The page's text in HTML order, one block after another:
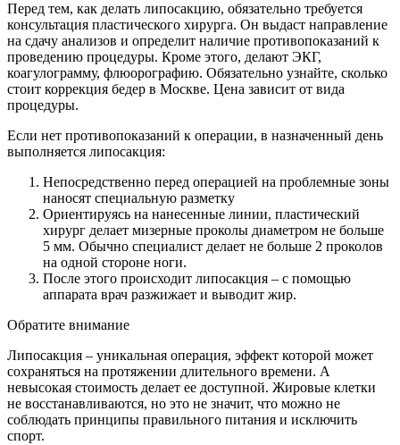
Перед тем, как делать липосакцию, обязательно требуется
консультация пластического хирурга. Он выдаст направление
на сдачу анализов и определит наличие противопоказаний к
проведению процедуры. Кроме этого, делают ЭКГ,
коагулограмму, флюорографию. Обязательно узнайте, сколько
стоит коррекция бедер в Москве. Цена зависит от вида
процедуры.
Если нет противопоказаний к операции, в назначенный день
выполняется липосакция:
Непосредственно перед операцией на проблемные зоны
наносят специальную разметку
Ориентируясь на нанесенные линии, пластический
хирург делает мизерные проколы диаметром не больше
5 мм. Обычно специалист делает не больше 2 проколов
на одной стороне ноги.
После этого происходит липосакция – с помощью
аппарата врач разжижает и выводит жир.
Обратите внимание
Липосакция – уникальная операция, эффект которой может
сохраняться на протяжении длительного времени. А
невысокая стоимость делает ее доступной. Жировые клетки
не восстанавливаются, но это не значит, что можно не
соблюдать принципы правильного питания и исключить
спорт.